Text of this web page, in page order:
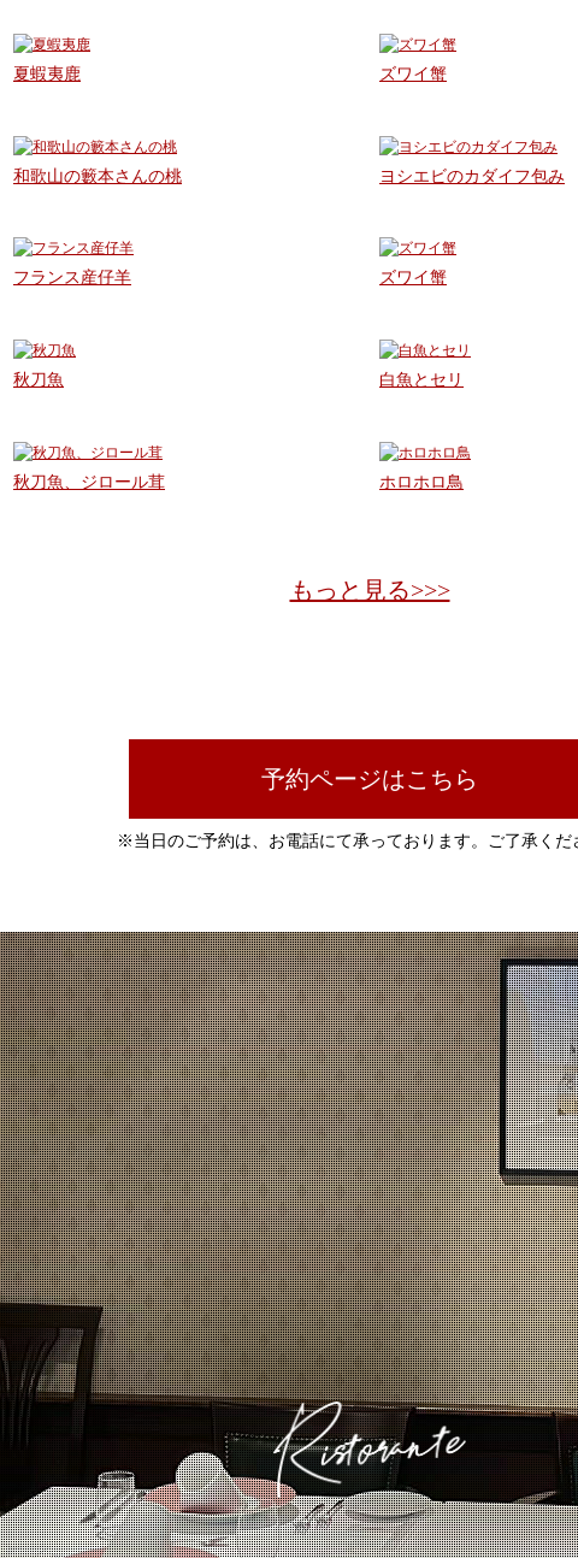
夏蝦夷鹿 ズワイ蟹
和歌山の籔本さんの桃 ヨシエビのカダイフ包み
フランス産仔羊 ズワイ蟹
秋刀魚 白魚とセリ
秋刀魚、ジロール茸 ホロホロ鳥
もっと見る>>>
予約ページはこちら
※当日のご予約は、お電話にて承っております。ご了承くだ